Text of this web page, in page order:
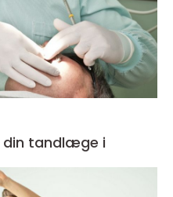
din tandlæge i